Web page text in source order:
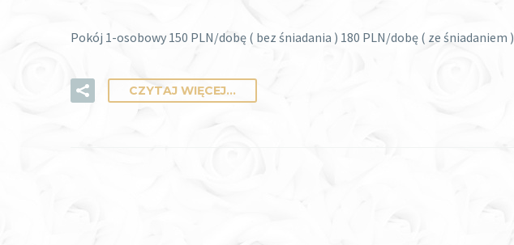
Pokój 1-osobowy 150 PLN/dobę ( bez śniadania ) 180 PLN/dobę ( ze śniadaniem )
CZYTAJ WIĘCEJ...